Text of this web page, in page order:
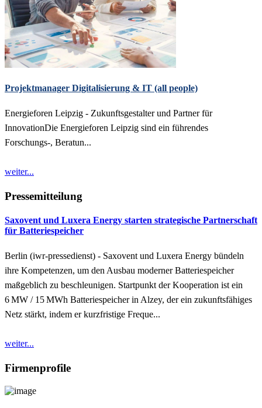
Projektmanager Digitalisierung & IT (all people)
Energieforen Leipzig - Zukunftsgestalter und Partner für
InnovationDie Energieforen Leipzig sind ein führendes
Forschungs-, Beratun...
weiter...
Pressemitteilung
Saxovent und Luxera Energy starten strategische Partnerschaft
für Batteriespeicher
Berlin (iwr-pressedienst) - Saxovent und Luxera Energy bündeln
ihre Kompetenzen, um den Ausbau moderner Batteriespeicher
maßgeblich zu beschleunigen. Startpunkt der Kooperation ist ein
6 MW / 15 MWh Batteriespeicher in Alzey, der ein zukunftsfähiges
Netz stärkt, indem er kurzfristige Freque...
weiter...
Firmenprofile